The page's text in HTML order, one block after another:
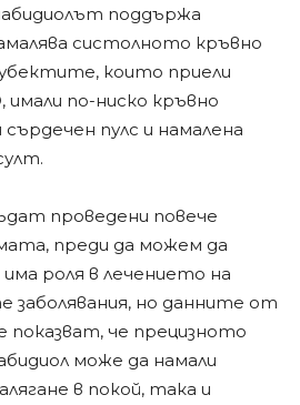
поддържа
систолното кръвно
които приели
имали по-ниско кръвно
сърдечен пулс и намалена
проведени повече
преди да можем да
роля в лечението на
заболявания, но данните от
показват, че прецизното
може да намали
в покой, така и